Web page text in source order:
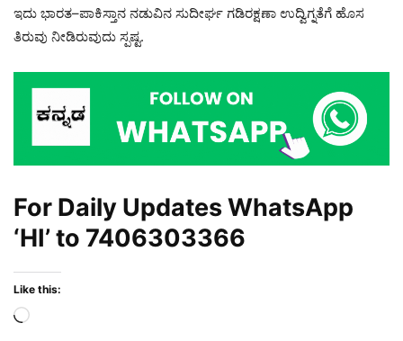
ಇದು ಭಾರತ–ಪಾಕಿಸ್ತಾನ ನಡುವಿನ ಸುದೀರ್ಘ ಗಡಿರಕ್ಷಣಾ ಉದ್ವಿಗ್ನತೆಗೆ ಹೊಸ
ತಿರುವು ನೀಡಿರುವುದು ಸ್ಪಷ್ಟ.
For Daily Updates WhatsApp
‘HI’ to 7406303366
Like this:
Loading…